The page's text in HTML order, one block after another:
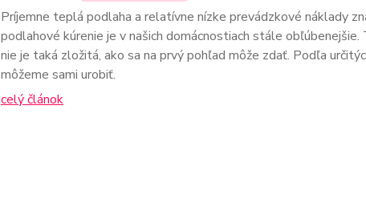
Príjemne teplá podlaha a relatívne nízke prevádzkové náklady
podlahové kúrenie je v našich domácnostiach stále obľúbenejšie.
nie je taká zložitá, ako sa na prvý pohľad môže zdať. Podľa
môžeme sami urobiť.
celý článok